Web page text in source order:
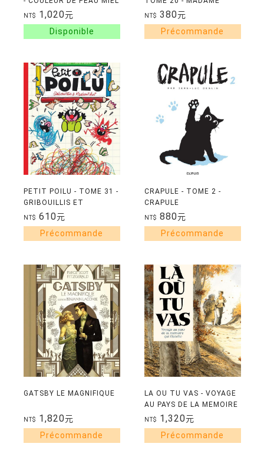
T01
NT$ 1,020元
MINUSCULE
NT$ 380元
PETIT POILU - TOME 31 -
GRIBOUILLIS ET
KRABOUTCHAT
NT$ 610元
CRAPULE - TOME 2 -
CRAPULE
NT$ 880元
GATSBY LE MAGNIFIQUE
NT$ 1,820元
LA OU TU VAS - VOYAGE
AU PAYS DE LA MEMOIRE
QUI FLANCHE
NT$ 1,320元